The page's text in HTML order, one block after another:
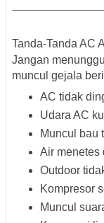
Tanda-Tanda AC
Jangan
muncul gejala
AC tidak
Udara AC
Muncul bau
Air menetes
Outdoor
Kompresor
Muncul